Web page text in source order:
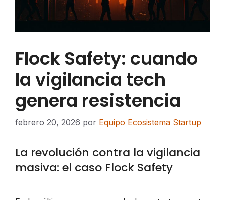
Flock Safety: cuando
la vigilancia tech
genera resistencia
febrero 20, 2026 por Equipo Ecosistema Startup
La revolución contra la vigilancia
masiva: el caso Flock Safety